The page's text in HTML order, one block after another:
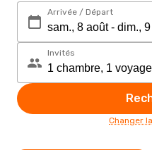
Arrivée / Départ
Invités
Changer